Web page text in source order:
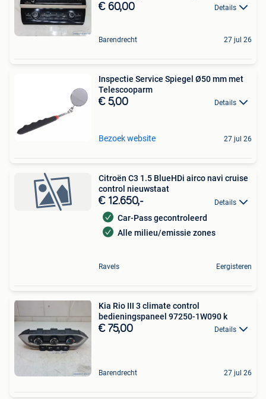
€ 60,00 Details
Barendrecht 27 jul 26
Inspectie Service Spiegel Ø50 mm met
Telescooparm
€ 5,00 Details
Bezoek website 27 jul 26
Citroën C3 1.5 BlueHDi airco navi cruise
control nieuwstaat
€ 12.650,- Details
Car-Pass gecontroleerd
Alle milieu/emissie zones
Ravels Eergisteren
Kia Rio III 3 climate control
bedieningspaneel 97250-1W090 k
€ 75,00 Details
Barendrecht 27 jul 26